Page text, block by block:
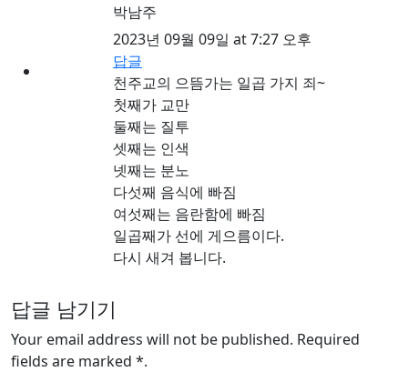
박남주
2023년 09월 09일 at 7:27 오후
답글
천주교의 으뜸가는 일곱 가지 죄~
첫째가 교만
둘째는 질투
셋째는 인색
넷째는 분노
다섯째 음식에 빠짐
여섯째는 음란함에 빠짐
일곱째가 선에 게으름이다.
다시 새겨 봅니다.
답글 남기기
Your email address will not be published. Required
fields are marked *.